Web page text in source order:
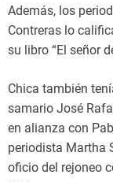
Además, los
Contreras lo
su libro “El señor
Chica también
samario José
en alianza con
periodista Martha
oficio del rejoneo